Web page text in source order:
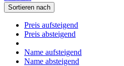
Sortieren nach
Preis aufsteigend
Preis absteigend
Name aufsteigend
Name absteigend